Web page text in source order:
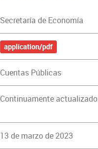
Secretaría de Economía
application/pdf
Cuentas Públicas
Continuamente actualizado
13 de marzo de 2023